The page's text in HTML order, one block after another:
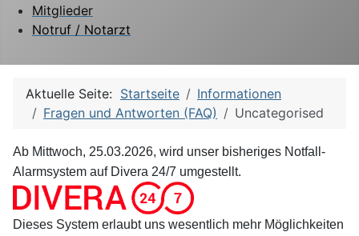
Mitglieder
Notruf / Notarzt
Aktuelle Seite: Startseite
Informationen
Fragen und Antworten (FAQ)
Uncategorised
Ab Mittwoch, 25.03.2026, wird unser bisheriges Notfall-
Alarmsystem auf Divera 24/7 umgestellt.
Dieses System erlaubt uns wesentlich mehr Möglichkeiten